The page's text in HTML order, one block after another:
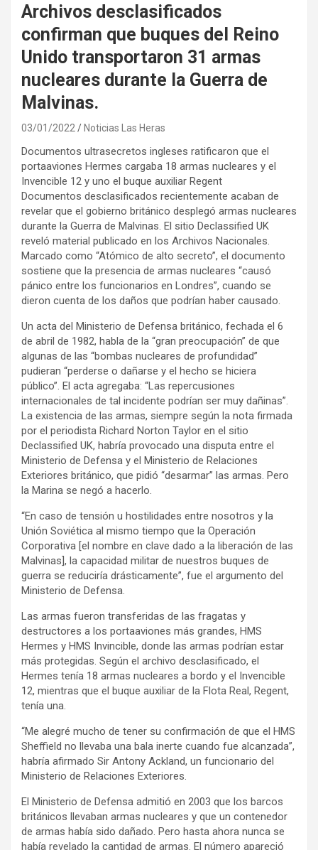
Archivos desclasificados
confirman que buques del Reino
Unido transportaron 31 armas
nucleares durante la Guerra de
Malvinas.
03/01/2022 Noticias Las Heras
Documentos ultrasecretos ingleses ratificaron que el
portaaviones Hermes cargaba 18 armas nucleares y el
Invencible 12 y uno el buque auxiliar Regent
Documentos desclasificados recientemente acaban de
revelar que el gobierno británico desplegó armas nucleares
durante la Guerra de Malvinas. El sitio Declassified UK
reveló material publicado en los Archivos Nacionales.
Marcado como “Atómico de alto secreto”, el documento
sostiene que la presencia de armas nucleares “causó
pánico entre los funcionarios en Londres”, cuando se
dieron cuenta de los daños que podrían haber causado.
Un acta del Ministerio de Defensa británico, fechada el 6
de abril de 1982, habla de la “gran preocupación” de que
algunas de las “bombas nucleares de profundidad”
pudieran “perderse o dañarse y el hecho se hiciera
público”. El acta agregaba: “Las repercusiones
internacionales de tal incidente podrían ser muy dañinas”.
La existencia de las armas, siempre según la nota firmada
por el periodista Richard Norton Taylor en el sitio
Declassified UK, habría provocado una disputa entre el
Ministerio de Defensa y el Ministerio de Relaciones
Exteriores británico, que pidió “desarmar” las armas. Pero
la Marina se negó a hacerlo.
“En caso de tensión u hostilidades entre nosotros y la
Unión Soviética al mismo tiempo que la Operación
Corporativa [el nombre en clave dado a la liberación de las
Malvinas], la capacidad militar de nuestros buques de
guerra se reduciría drásticamente”, fue el argumento del
Ministerio de Defensa.
Las armas fueron transferidas de las fragatas y
destructores a los portaaviones más grandes, HMS
Hermes y HMS Invincible, donde las armas podrían estar
más protegidas. Según el archivo desclasificado, el
Hermes tenía 18 armas nucleares a bordo y el Invencible
12, mientras que el buque auxiliar de la Flota Real, Regent,
tenía una.
“Me alegré mucho de tener su confirmación de que el HMS
Sheffield no llevaba una bala inerte cuando fue alcanzada”,
habría afirmado Sir Antony Ackland, un funcionario del
Ministerio de Relaciones Exteriores.
El Ministerio de Defensa admitió en 2003 que los barcos
británicos llevaban armas nucleares y que un contenedor
de armas había sido dañado. Pero hasta ahora nunca se
había revelado la cantidad de armas. El número apareció